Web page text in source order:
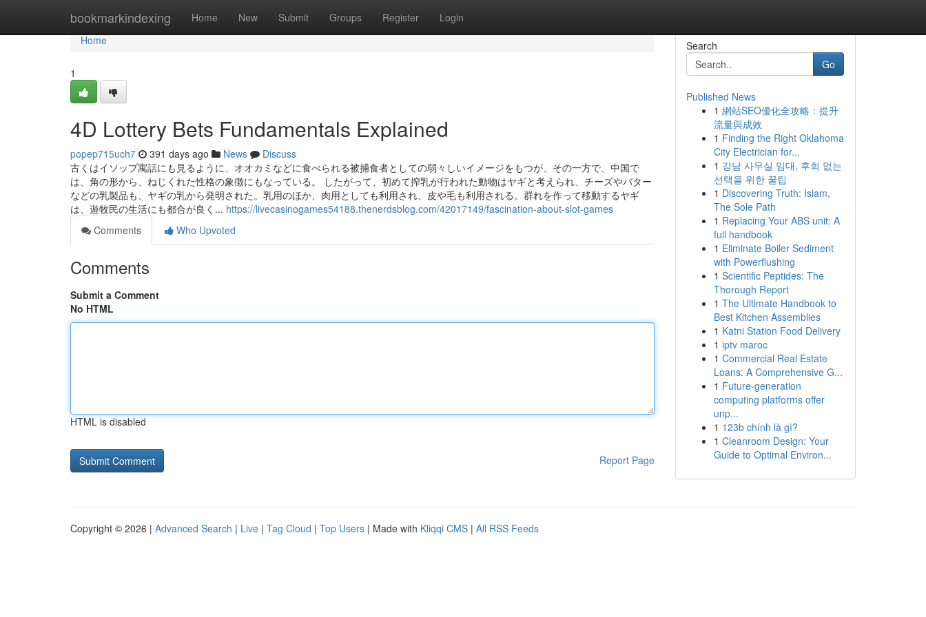
bookmarkindexing Home New Submit Groups Register Login
Home
Home
1
4D Lottery Bets Fundamentals Explained
popep715uch7 391 days ago News
Discuss
古くはイソップ寓話にも見るように、オオカミなどに食べられる被捕食者としての弱々しいイメージをもつが、その一方で、中国で
は、角の形から、ねじくれた性格の象徴にもなっている。 したがって、初めて搾乳が行われた動物はヤギと考えられ、チーズやバター
などの乳製品も、ヤギの乳から発明された。乳用のほか、肉用としても利用され、皮や毛も利用される。群れを作って移動するヤギ
は、遊牧民の生活にも都合が良く... https://livecasinogames54188.thenerdsblog.com/42017149/fascination-about-slot-games
Comments
Who Upvoted
Comments
Submit a Comment
No HTML
HTML is disabled
Report Page
Search
Go
Published News
1 網站SEO優化全攻略：提升
流量與成效
1 Finding the Right Oklahoma
City Electrician for...
1 강남 사무실 임대, 후회 없는
선택을 위한 꿀팁
1 Discovering Truth: Islam,
The Sole Path
1 Replacing Your ABS unit: A
full handbook
1 Eliminate Boiler Sediment
with Powerflushing
1 Scientific Peptides: The
Thorough Report
1 The Ultimate Handbook to
Best Kitchen Assemblies
1 Katni Station Food Delivery
1 iptv maroc
1 Commercial Real Estate
Loans: A Comprehensive G...
1 Future-generation
computing platforms offer
unp...
1 123b chính là gì?
1 Cleanroom Design: Your
Guide to Optimal Environ...
Copyright © 2026 | Advanced Search | Live | Tag Cloud | Top Users | Made with Kliqqi CMS | All RSS Feeds